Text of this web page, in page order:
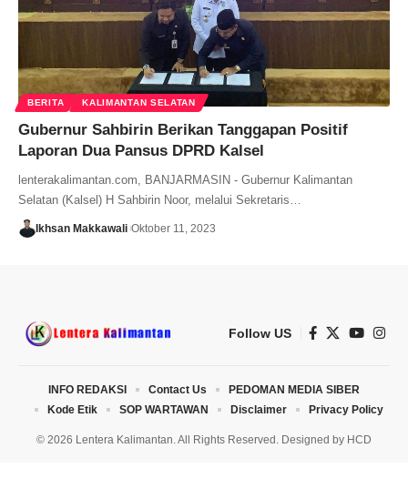
BERITA KALIMANTAN SELATAN
Gubernur Sahbirin Berikan Tanggapan Positif
Laporan Dua Pansus DPRD Kalsel
lenterakalimantan.com, BANJARMASIN - Gubernur Kalimantan
Selatan (Kalsel) H Sahbirin Noor, melalui Sekretaris…
Ikhsan Makkawali Oktober 11, 2023
Follow US
© 2026 Lentera Kalimantan. All Rights Reserved. Designed by HCD
INFO REDAKSI Contact Us
PEDOMAN MEDIA SIBER
Kode Etik
SOP WARTAWAN Disclaimer Privacy Policy